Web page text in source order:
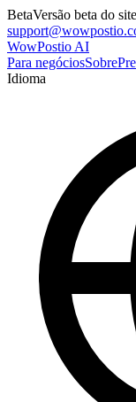
BetaVersão beta do
WowPostio AI
Para negóciosSobre
Idioma